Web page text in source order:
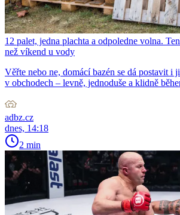
12 palet, jedna plachta a odpoledne volna.
než víkend u vody
Věřte nebo ne, domácí bazén se dá postavit i
v obchodech – levně, jednoduše a klidně
adbz.cz
dnes, 14:18
2 min